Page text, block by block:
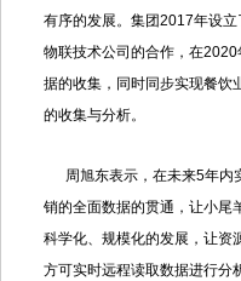
有序的发展。集团2017年设
物联技术公司的合作，在
据的收集，同时同步实现餐饮
的收集与分析。
周旭东表示，在未来5年内
销的全面数据的贯通，让小尾
科学化、规模化的发展，让资
方可实时远程读取数据进行分